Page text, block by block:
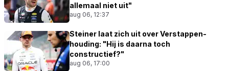
allemaal niet uit"
aug 06, 12:37
Steiner laat zich uit over Verstappen-
houding: "Hij is daarna toch
constructief?"
aug 06, 17:00